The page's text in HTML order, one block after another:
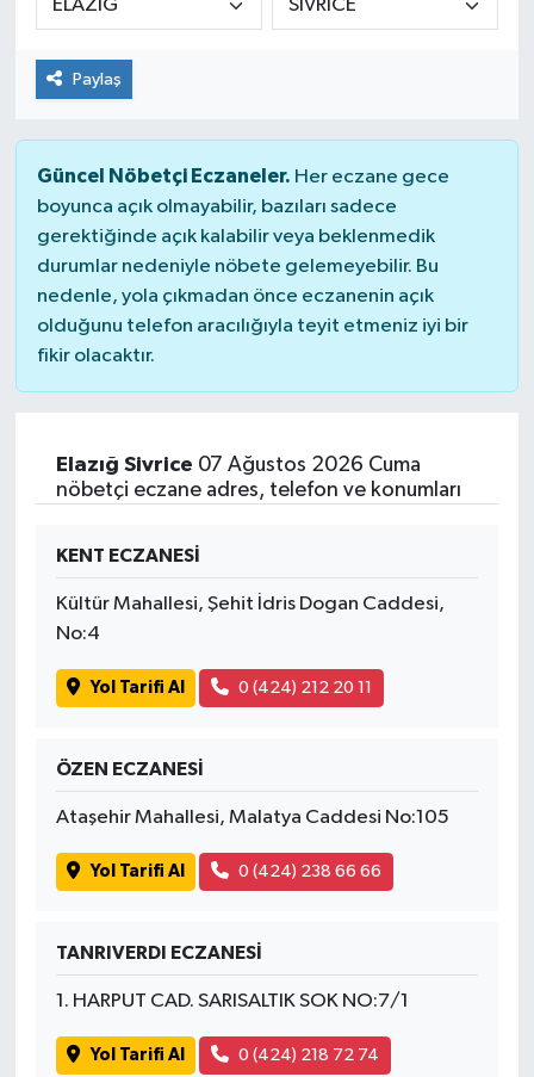
Paylaş
Güncel Nöbetçi Eczaneler. Her eczane gece
boyunca açık olmayabilir, bazıları sadece
gerektiğinde açık kalabilir veya beklenmedik
durumlar nedeniyle nöbete gelemeyebilir. Bu
nedenle, yola çıkmadan önce eczanenin açık
olduğunu telefon aracılığıyla teyit etmeniz iyi bir
fikir olacaktır.
Elazığ Sivrice 07 Ağustos 2026 Cuma
nöbetçi eczane adres, telefon ve konumları
KENT ECZANESİ
Kültür Mahallesi, Şehit İdris Dogan Caddesi,
No:4
Yol Tarifi Al 0 (424) 212 20 11
ÖZEN ECZANESİ
Ataşehir Mahallesi, Malatya Caddesi No:105
Yol Tarifi Al 0 (424) 238 66 66
TANRIVERDI ECZANESİ
1. HARPUT CAD. SARISALTIK SOK NO:7/1
Yol Tarifi Al 0 (424) 218 72 74
Kültür Sanat